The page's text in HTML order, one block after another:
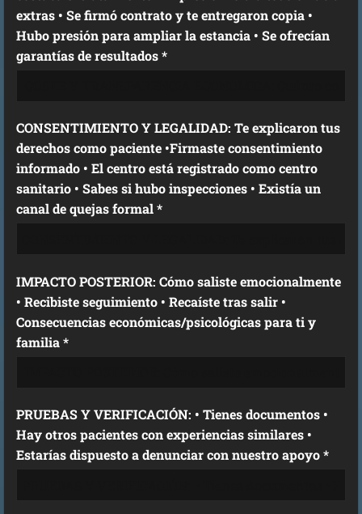
extras • Se firmó contrato y te entregaron copia •
Hubo presión para ampliar la estancia • Se ofrecían
garantías de resultados *
CONSENTIMIENTO Y LEGALIDAD: Te explicaron tus
derechos como paciente •Firmaste consentimiento
informado • El centro está registrado como centro
sanitario • Sabes si hubo inspecciones • Existía un
canal de quejas formal *
IMPACTO POSTERIOR: Cómo saliste emocionalmente
• Recibiste seguimiento • Recaíste tras salir •
Consecuencias económicas/psicológicas para ti y
familia *
PRUEBAS Y VERIFICACIÓN: • Tienes documentos •
Hay otros pacientes con experiencias similares •
Estarías dispuesto a denunciar con nuestro apoyo *